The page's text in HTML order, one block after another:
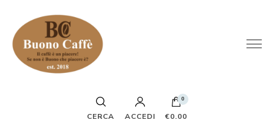
CERCA ACCEDI
0
€0.00